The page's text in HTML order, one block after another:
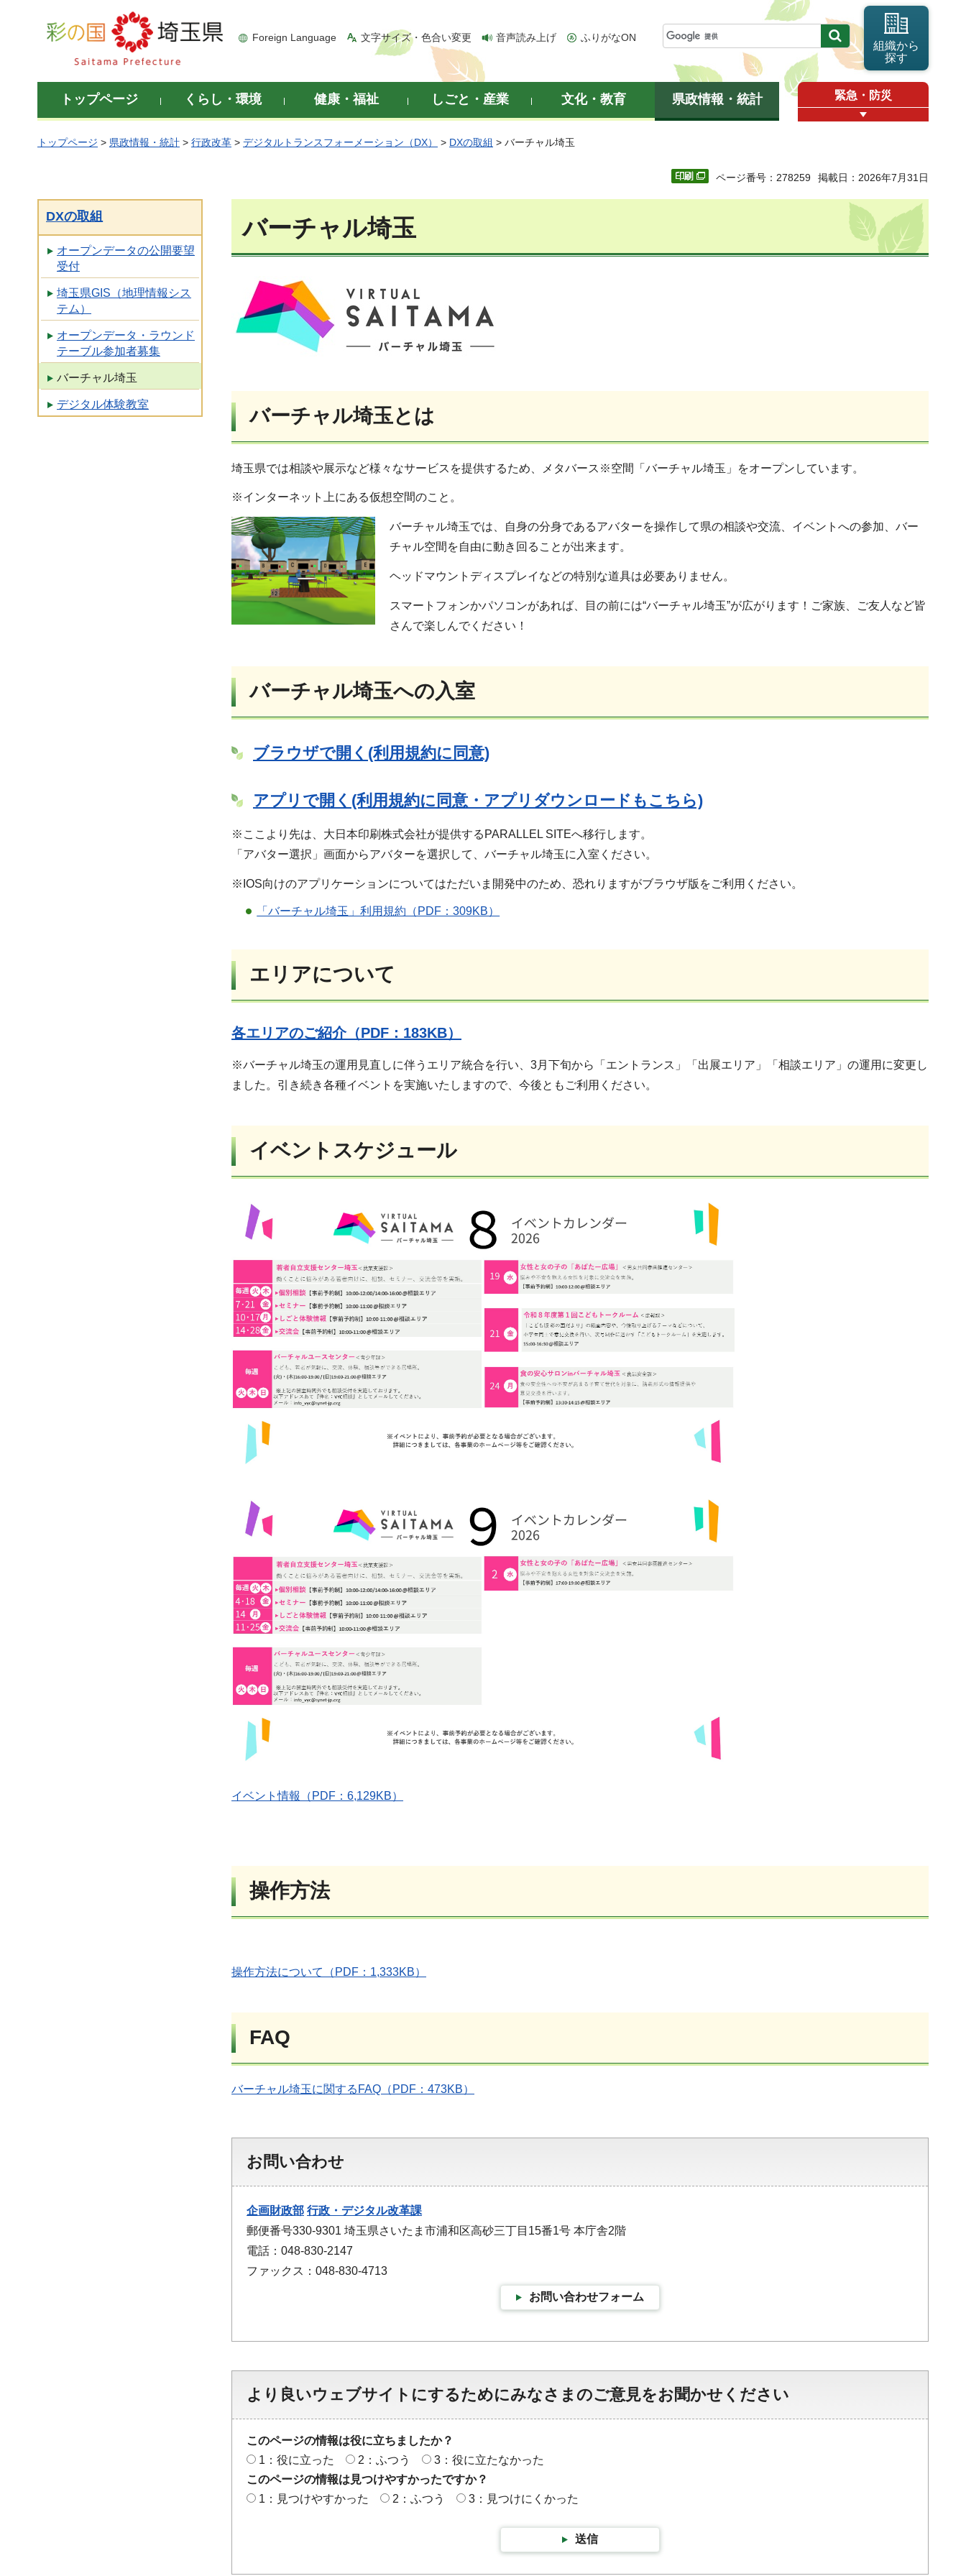
彩の国 埼玉県
Foreign Language 文字サイズ・色合い変更 音声読み上げ ふりがなON
組織から
探す
トップページ くらし・環境 健康・福祉 しごと・産業 文化・教育 県政情報・統計 緊急・防災
トップページ > 県政情報・統計 > 行政改革 > デジタルトランスフォーメーション（DX） > DXの取組 > バーチャル埼玉
ページ番号：278259 掲載日：2026年7月31日
DXの取組
オープンデータの公開要望
受付
埼玉県GIS（地理情報シス
テム）
オープンデータ・ラウンド
テーブル参加者募集
バーチャル埼玉
デジタル体験教室
バーチャル埼玉
バーチャル埼玉とは
埼玉県では相談や展示など様々なサービスを提供するため、メタバース※空間「バーチャル埼玉」をオープンしています。
※インターネット上にある仮想空間のこと。
バーチャル埼玉では、自身の分身であるアバターを操作して県の相談や交流、イベントへの参加、バー
チャル空間を自由に動き回ることが出来ます。
ヘッドマウントディスプレイなどの特別な道具は必要ありません。
スマートフォンかパソコンがあれば、目の前には“バーチャル埼玉”が広がります！ご家族、ご友人など皆
さんで楽しんでください！
バーチャル埼玉への入室
ブラウザで開く(利用規約に同意)
アプリで開く(利用規約に同意・アプリダウンロードもこちら)
※ここより先は、大日本印刷株式会社が提供するPARALLEL SITEへ移行します。
「アバター選択」画面からアバターを選択して、バーチャル埼玉に入室ください。
※IOS向けのアプリケーションについてはただいま開発中のため、恐れりますがブラウザ版をご利用ください。
「バーチャル埼玉」利用規約（PDF：309KB）
エリアについて
各エリアのご紹介（PDF：183KB）
※バーチャル埼玉の運用見直しに伴うエリア統合を行い、3月下旬から「エントランス」「出展エリア」「相談エリア」の運用に変更し
ました。引き続き各種イベントを実施いたしますので、今後ともご利用ください。
イベントスケジュール
イベント情報（PDF：6,129KB）
操作方法
操作方法について（PDF：1,333KB）
FAQ
バーチャル埼玉に関するFAQ（PDF：473KB）
お問い合わせ
企画財政部 行政・デジタル改革課
郵便番号330-9301 埼玉県さいたま市浦和区高砂三丁目15番1号 本庁舎2階
電話：048-830-2147
ファックス：048-830-4713
お問い合わせフォーム
より良いウェブサイトにするためにみなさまのご意見をお聞かせください
このページの情報は役に立ちましたか？
1：役に立った
2：ふつう
3：役に立たなかった
このページの情報は見つけやすかったですか？
1：見つけやすかった
2：ふつう 3：見つけにくかった
送信